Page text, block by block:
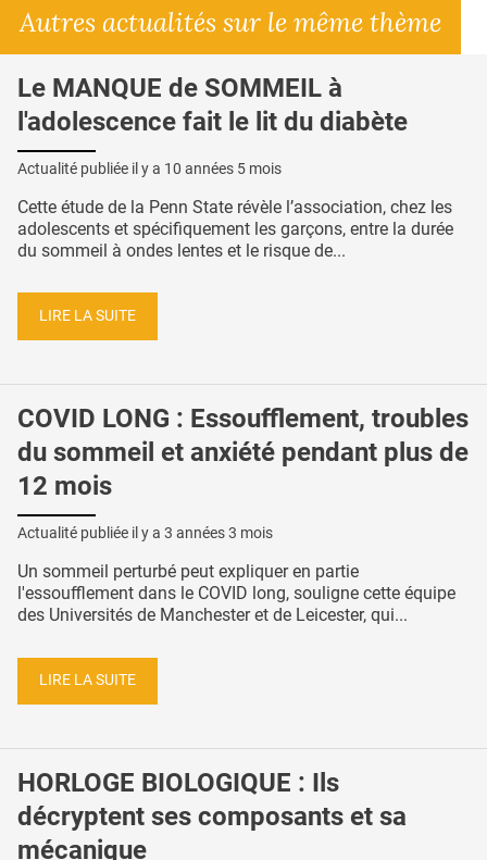
Autres actualités sur le même thème
Le MANQUE de SOMMEIL à
l'adolescence fait le lit du diabète
Actualité publiée il y a 10 années 5 mois
Cette étude de la Penn State révèle l’association, chez les
adolescents et spécifiquement les garçons, entre la durée
du sommeil à ondes lentes et le risque de...
LIRE LA SUITE
COVID LONG : Essoufflement, troubles
du sommeil et anxiété pendant plus de
12 mois
Actualité publiée il y a 3 années 3 mois
Un sommeil perturbé peut expliquer en partie
l'essoufflement dans le COVID long, souligne cette équipe
des Universités de Manchester et de Leicester, qui...
LIRE LA SUITE
HORLOGE BIOLOGIQUE : Ils
décryptent ses composants et sa
mécanique